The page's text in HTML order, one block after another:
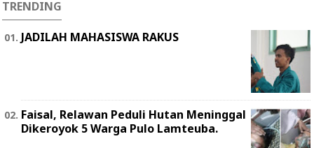
TRENDING
JADILAH MAHASISWA RAKUS
Faisal, Relawan Peduli Hutan Meninggal
Dikeroyok 5 Warga Pulo Lamteuba.